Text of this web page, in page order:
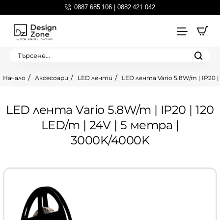
0887 685 106 | 0882 421 042
Търсене...
LED лента Vario 5.8W/m | IP20 | 120
LED/m | 24V | 5 метра |
3000K/4000K
Аксесоари LED ленти LED лента Vario 5.8W/m | IP20